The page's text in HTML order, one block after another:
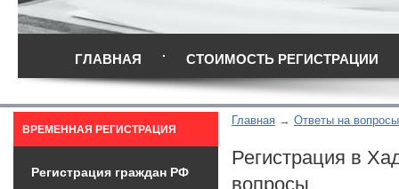
ГЛАВНАЯ СТОИМОСТЬ РЕГИСТРАЦИИ
Главная Ответы на
Регистрация в
вопросы.
ВРЕМЕННАЯ РЕГИСТРАЦИЯ
Регистрация граждан РФ